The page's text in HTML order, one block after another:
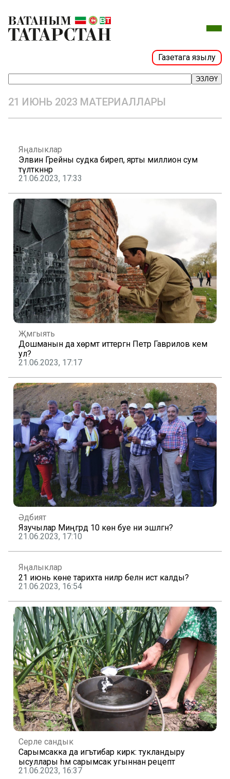
Газетага язылу
ЭЗЛӘҮ
21 ИЮНЬ 2023 МАТЕРИАЛЛАРЫ
Яңалыклар
Элвин Грейны судка биреп, ярты миллион сум
түләткәннәр
21.06.2023, 17:33
Җәмгыять
Дошманын да хөрмәт иттергән Петр Гаврилов кем
ул?
21.06.2023, 17:17
Әдәбият
Язучылар Миңгәрдә 10 көн буе ни эшләгән?
21.06.2023, 17:10
Яңалыклар
21 июнь көне тарихта ниләр белән истә калды?
21.06.2023, 16:54
Серле сандык
Сарымсакка да игътибар кирәк: тукландыру
ысуллары һәм сарымсак угыннан рецепт
21.06.2023, 16:37